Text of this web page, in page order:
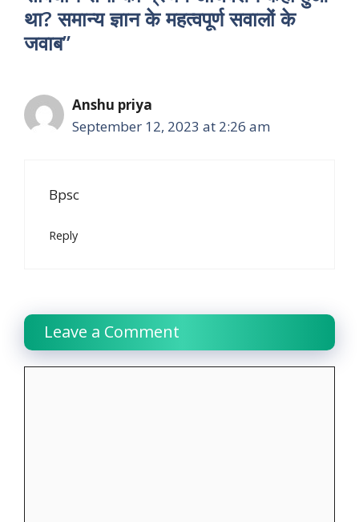
था? समान्य ज्ञान के महत्वपूर्ण सवालों के
जवाब”
Anshu priya
September 12, 2023 at 2:26 am
Bpsc
Reply
Leave a Comment